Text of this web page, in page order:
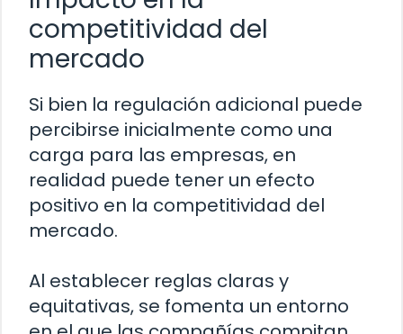
competitividad del
mercado
Si bien la regulación adicional puede
percibirse inicialmente como una
carga para las empresas, en
realidad puede tener un efecto
positivo en la competitividad del
mercado.
Al establecer reglas claras y
equitativas, se fomenta un entorno